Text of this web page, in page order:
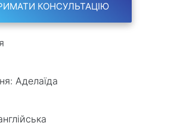
КОНСУЛЬТАЦІЮ
Аделаїда